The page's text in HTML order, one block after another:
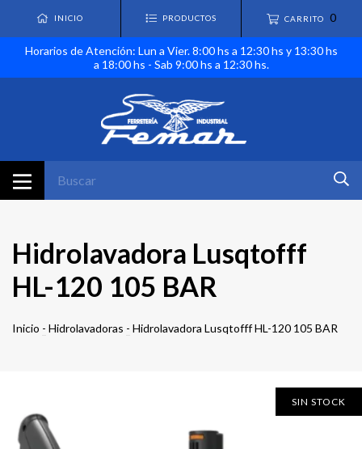
INICIO PRODUCTOS CARRITO 0
Horarios de Atención: Lun a Vier. 8:00 hs a 12:30 hs y 13:30 hs
a 18:00 hs - Sab 9:00 hs a 12:30 hs.
Hidrolavadora Lusqtofff
HL-120 105 BAR
Inicio - Hidrolavadoras - Hidrolavadora Lusqtofff HL-120 105 BAR
SIN STOCK